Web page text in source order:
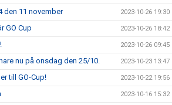
den 11 november 2023-10-26 19:30
GO Cup 2023-10-26 18:42
2023-10-26 09:45
nu på onsdag den 25/10. 2023-10-23 13:47
till GO-Cup! 2023-10-22 19:56
2023-10-16 15:32